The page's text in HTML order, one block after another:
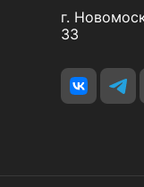
г.
33